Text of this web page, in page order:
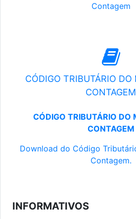
Contagem
CÓDIGO TRIBUTÁRIO DO
CONTAGEM
CÓDIGO TRIBUTÁRIO DO
CONTAGEM
Download do Código
Contagem.
INFORMATIVOS